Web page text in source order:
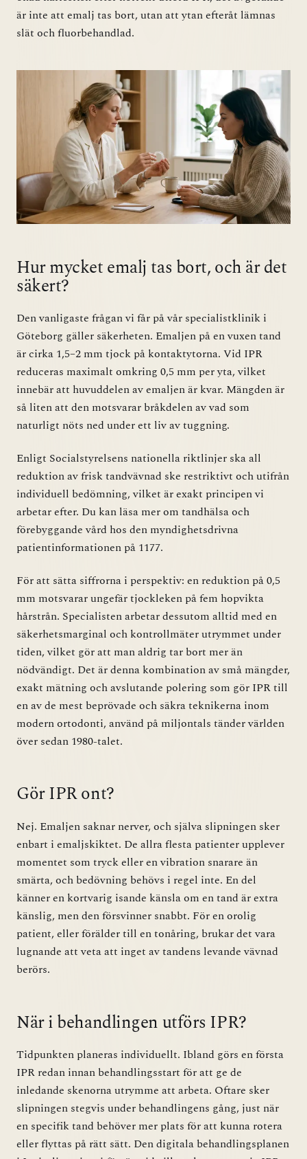
är inte att emalj tas bort, utan att ytan efteråt lämnas
slät och fluorbehandlad.
Hur mycket emalj tas bort, och är det
säkert?
Den vanligaste frågan vi får på vår specialistklinik i
Göteborg gäller säkerheten. Emaljen på en vuxen tand
är cirka 1,5–2 mm tjock på kontaktytorna. Vid IPR
reduceras maximalt omkring 0,5 mm per yta, vilket
innebär att huvuddelen av emaljen är kvar. Mängden är
så liten att den motsvarar bråkdelen av vad som
naturligt nöts ned under ett liv av tuggning.
Enligt Socialstyrelsens nationella riktlinjer ska all
reduktion av frisk tandvävnad ske restriktivt och utifrån
individuell bedömning, vilket är exakt principen vi
arbetar efter. Du kan läsa mer om tandhälsa och
förebyggande vård hos den myndighetsdrivna
patientinformationen på 1177.
För att sätta siffrorna i perspektiv: en reduktion på 0,5
mm motsvarar ungefär tjockleken på fem hopvikta
hårstrån. Specialisten arbetar dessutom alltid med en
säkerhetsmarginal och kontrollmäter utrymmet under
tiden, vilket gör att man aldrig tar bort mer än
nödvändigt. Det är denna kombination av små mängder,
exakt mätning och avslutande polering som gör IPR till
en av de mest beprövade och säkra teknikerna inom
modern ortodonti, använd på miljontals tänder världen
över sedan 1980-talet.
Gör IPR ont?
Nej. Emaljen saknar nerver, och själva slipningen sker
enbart i emaljskiktet. De allra flesta patienter upplever
momentet som tryck eller en vibration snarare än
smärta, och bedövning behövs i regel inte. En del
känner en kortvarig isande känsla om en tand är extra
känslig, men den försvinner snabbt. För en orolig
patient, eller förälder till en tonåring, brukar det vara
lugnande att veta att inget av tandens levande vävnad
berörs.
När i behandlingen utförs IPR?
Tidpunkten planeras individuellt. Ibland görs en första
IPR redan innan behandlingsstart för att ge de
inledande skenorna utrymme att arbeta. Oftare sker
slipningen stegvis under behandlingens gång, just när
en specifik tand behöver mer plats för att kunna rotera
eller flyttas på rätt sätt. Den digitala behandlingsplanen